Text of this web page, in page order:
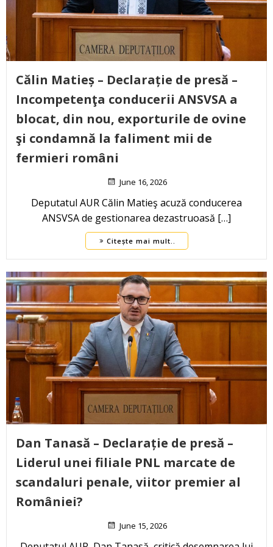
Călin Matieș – Declarație de presă –
Incompetenţa conducerii ANSVSA a
blocat, din nou, exporturile de ovine
şi condamnă la faliment mii de
fermieri români
June 16, 2026
Deputatul AUR Călin Matieş acuză conducerea
ANSVSA de gestionarea dezastruoasă […]
Citește mai mult..
Dan Tanasă – Declarație de presă –
Liderul unei filiale PNL marcate de
scandaluri penale, viitor premier al
României?
June 15, 2026